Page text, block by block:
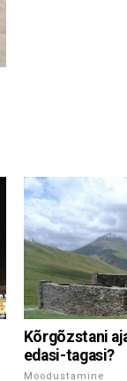
Kõrgõzstani
edasi-tagasi?
Moodustamine